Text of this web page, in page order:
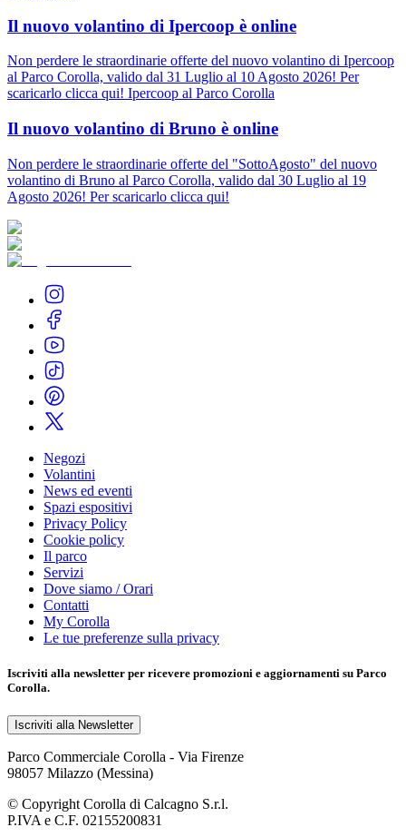
Il nuovo volantino di Ipercoop è online
Non perdere le straordinarie offerte del nuovo volantino di Ipercoop
al Parco Corolla, valido dal 31 Luglio al 10 Agosto 2026! Per
scaricarlo clicca qui! Ipercoop al Parco Corolla
Il nuovo volantino di Bruno è online
Non perdere le straordinarie offerte del "SottoAgosto" del nuovo
volantino di Bruno al Parco Corolla, valido dal 30 Luglio al 19
Agosto 2026! Per scaricarlo clicca qui!
Negozi
Volantini
News ed eventi
Spazi espositivi
Privacy Policy
Cookie policy
Il parco
Servizi
Dove siamo / Orari
Contatti
My Corolla
Le tue preferenze sulla privacy
Iscriviti alla newsletter per ricevere promozioni e aggiornamenti su Parco
Corolla.
Iscriviti alla Newsletter
Parco Commerciale Corolla - Via Firenze
98057 Milazzo (Messina)
© Copyright Corolla di Calcagno S.r.l.
P.IVA e C.F. 02155200831